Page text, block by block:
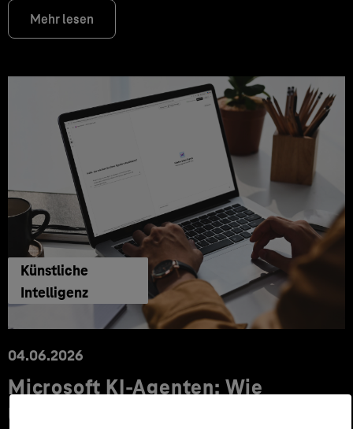
Mehr lesen
Künstliche
Intelligenz
04.06.2026
Microsoft KI-Agenten: Wie
Unternehmen über Copilot hinaus